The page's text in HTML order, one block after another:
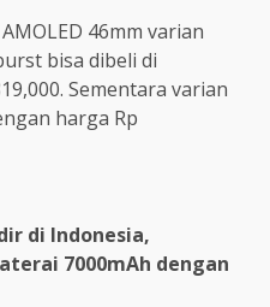
46mm varian
bisa dibeli di
Sementara varian
harga Rp
di Indonesia,
7000mAh dengan